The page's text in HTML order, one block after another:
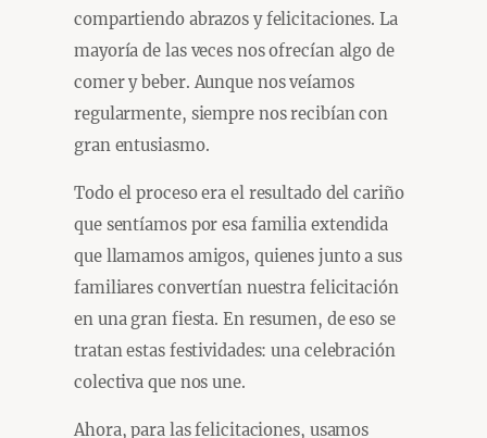
compartiendo abrazos y felicitaciones. La
mayoría de las veces nos ofrecían algo de
comer y beber. Aunque nos veíamos
regularmente, siempre nos recibían con
gran entusiasmo.
Todo el proceso era el resultado del cariño
que sentíamos por esa familia extendida
que llamamos amigos, quienes junto a sus
familiares convertían nuestra felicitación
en una gran fiesta. En resumen, de eso se
tratan estas festividades: una celebración
colectiva que nos une.
Ahora, para las felicitaciones, usamos